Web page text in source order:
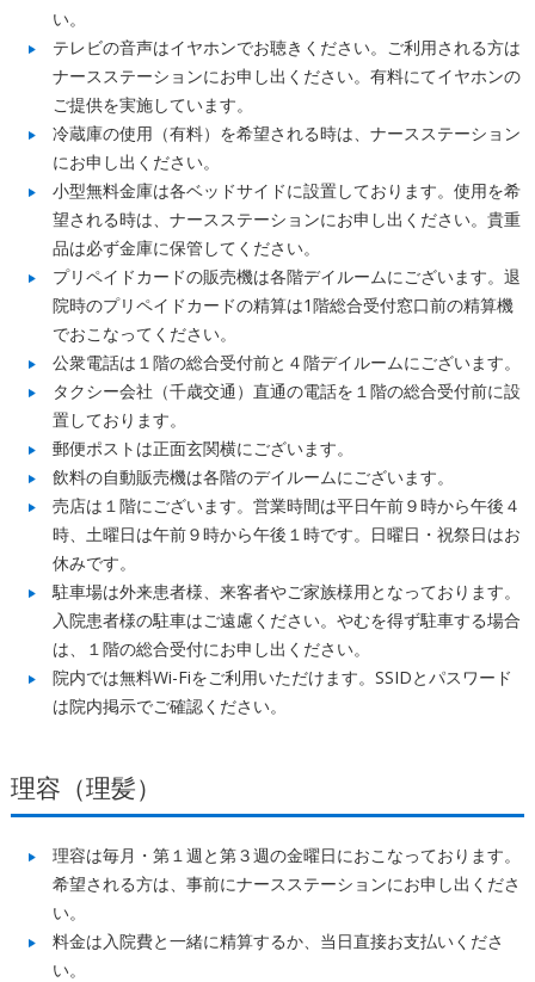
い。
テレビの音声はイヤホンでお聴きください。ご利用される方は
ナースステーションにお申し出ください。有料にてイヤホンの
ご提供を実施しています。
冷蔵庫の使用（有料）を希望される時は、ナースステーション
にお申し出ください。
小型無料金庫は各ベッドサイドに設置しております。使用を希
望される時は、ナースステーションにお申し出ください。貴重
品は必ず金庫に保管してください。
プリペイドカードの販売機は各階デイルームにございます。退
院時のプリペイドカードの精算は1階総合受付窓口前の精算機
でおこなってください。
公衆電話は１階の総合受付前と４階デイルームにございます。
タクシー会社（千歳交通）直通の電話を１階の総合受付前に設
置しております。
郵便ポストは正面玄関横にございます。
飲料の自動販売機は各階のデイルームにございます。
売店は１階にございます。営業時間は平日午前９時から午後４
時、土曜日は午前９時から午後１時です。日曜日・祝祭日はお
休みです。
駐車場は外来患者様、来客者やご家族様用となっております。
入院患者様の駐車はご遠慮ください。やむを得ず駐車する場合
は、１階の総合受付にお申し出ください。
院内では無料Wi-Fiをご利用いただけます。SSIDとパスワード
は院内掲示でご確認ください。
理容（理髪）
理容は毎月・第１週と第３週の金曜日におこなっております。
希望される方は、事前にナースステーションにお申し出くださ
い。
料金は入院費と一緒に精算するか、当日直接お支払いくださ
い。